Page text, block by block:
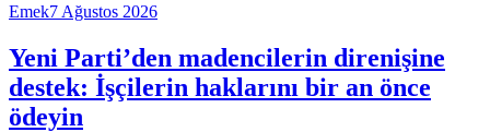
Emek7 Ağustos 2026
Yeni Parti’den madencilerin direnişine
destek: İşçilerin haklarını bir an önce
ödeyin